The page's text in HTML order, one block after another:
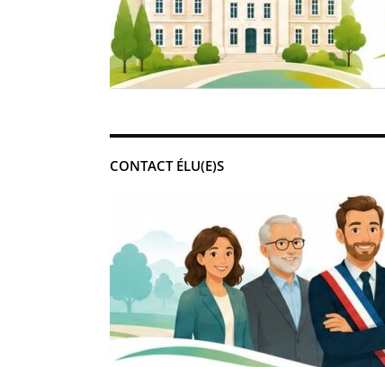
CONTACT ÉLU(E)S